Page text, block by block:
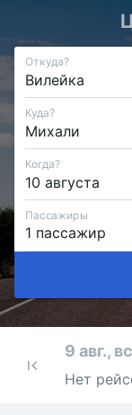
Откуда?
Куда?
Когда?
Пассажиры
9 авг., вс
Нет